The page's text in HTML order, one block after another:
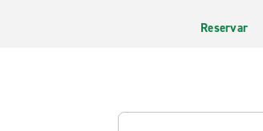
Reservar